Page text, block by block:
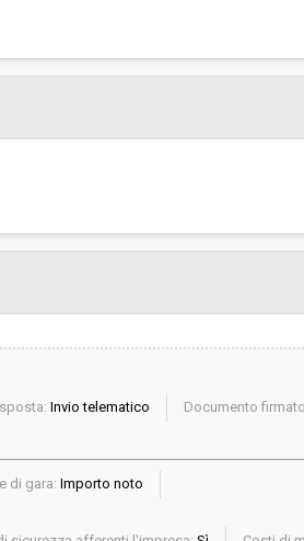
Invio telematico Documento
di gara: Importo noto